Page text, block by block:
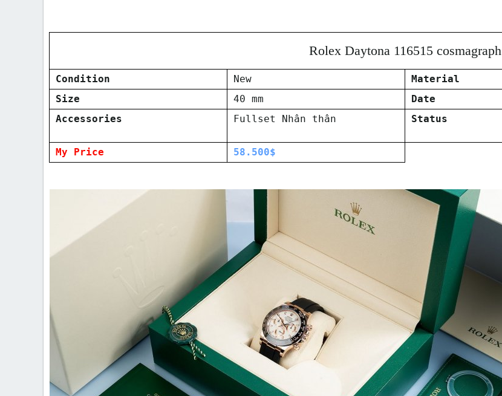
Rolex Daytona 116515 cosmagraph
Condition New Material
Size
40 mm Date
Accessories
Fullset Nhân thân Status
My Price
58.500$